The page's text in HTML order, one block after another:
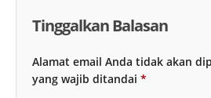
Tinggalkan Balasan
Alamat email Anda tidak akan
yang wajib ditandai *